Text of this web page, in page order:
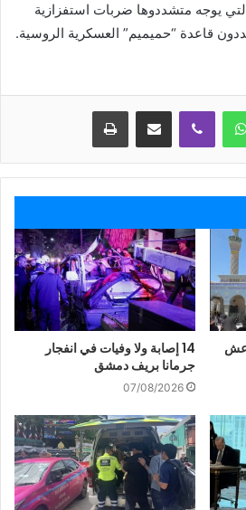
يوجه متشددوها ضربات استفزازية
قاعدة “حميميم” العسكرية الروسية.
واتساب ڤايبر مشاركة عبر البريد طباعة
14 إصابة ولا وفيات في انفجار
جرمانا بريف دمشق
07/08/2026